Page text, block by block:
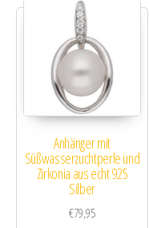
Anhänger mit
Süßwasserzuchtperle und
Zirkonia aus echt 925
Silber
€79,95